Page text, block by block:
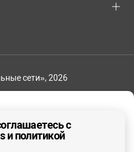
сети», 2026
с
и политикой